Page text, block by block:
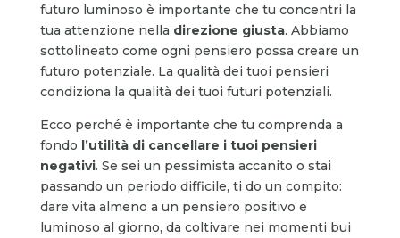
futuro luminoso è importante che tu concentri la
tua attenzione nella direzione giusta. Abbiamo
sottolineato come ogni pensiero possa creare un
futuro potenziale. La qualità dei tuoi pensieri
condiziona la qualità dei tuoi futuri potenziali.
Ecco perché è importante che tu comprenda a
fondo l’utilità di cancellare i tuoi pensieri
negativi. Se sei un pessimista accanito o stai
passando un periodo difficile, ti do un compito:
dare vita almeno a un pensiero positivo e
luminoso al giorno, da coltivare nei momenti bui